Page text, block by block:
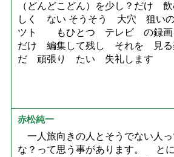
（どんどこどん）を少し？だ
しく ない そうそう 大穴 狙い
ツト もひとつ テレビ の録画
だけ 編集して残し それを 見る
だ 頑張り たい 失礼します
赤松純一
一人旅向きの人とそうでない人
な？って思う事があります。 と